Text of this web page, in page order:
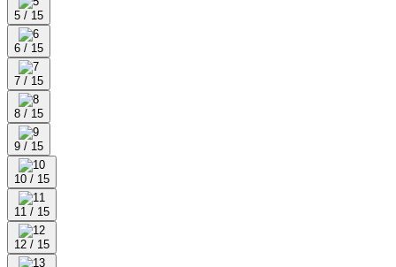
5 / 15
6 / 15
7 / 15
8 / 15
9 / 15
10 / 15
11 / 15
12 / 15